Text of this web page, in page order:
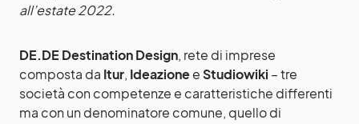
all’estate 2022.
DE.DE Destination Design, rete di imprese
composta da Itur, IdeazioneeStudiowiki – tre
società con competenze e caratteristiche differenti
ma con un denominatore comune, quello di